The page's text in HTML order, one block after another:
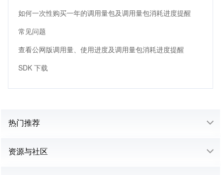
如何一次性购买一年的调用量包及调用量包消耗进度提醒
常见问题
查看公网版调用量、使用进度及调用量包消耗进度提醒
SDK 下载
热门推荐
资源与社区